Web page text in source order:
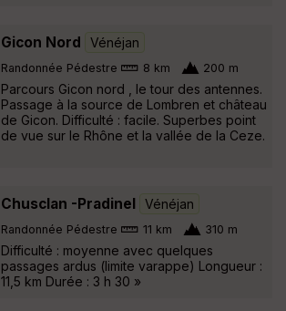
Gicon Nord Vénéjan
Randonnée Pédestre 8 km 200 m
Parcours Gicon nord , le tour des antennes.
Passage à la source de Lombren et château
de Gicon. Difficulté : facile. Superbes point
de vue sur le Rhône et la vallée de la Ceze.
Chusclan -Pradinel Vénéjan
Randonnée Pédestre 11 km 310 m
Difficulté : moyenne avec quelques
passages ardus (limite varappe) Longueur :
11,5 km Durée : 3 h 30 »